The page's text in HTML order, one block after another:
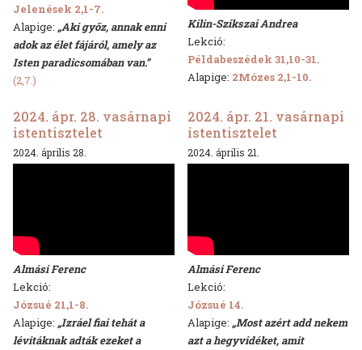
Jelenések 2,1-7.
Alapige: „Aki győz, annak enni
adok az élet fájáról, amely az
Isten paradicsomában van.”
(2,7.)
Kilin-Szikszai Andrea
Lekció:
Példabeszédek 31,10-31.
Alapige: 2Mózes 2,1-10.
2024. ápr. 28. vasárnapi
istentisztelet
2024. április 28.
Almási Ferenc
Lekció:
Józsué 21,1-8.
Alapige: „Izráel fiai tehát a
lévitáknak adták ezeket a
2024. ápr. 21. vasárnapi
istentisztelet
2024. április 21.
Almási Ferenc
Lekció:
Józsué 14.
Alapige: „Most azért add nekem
azt a hegyvidéket, amit